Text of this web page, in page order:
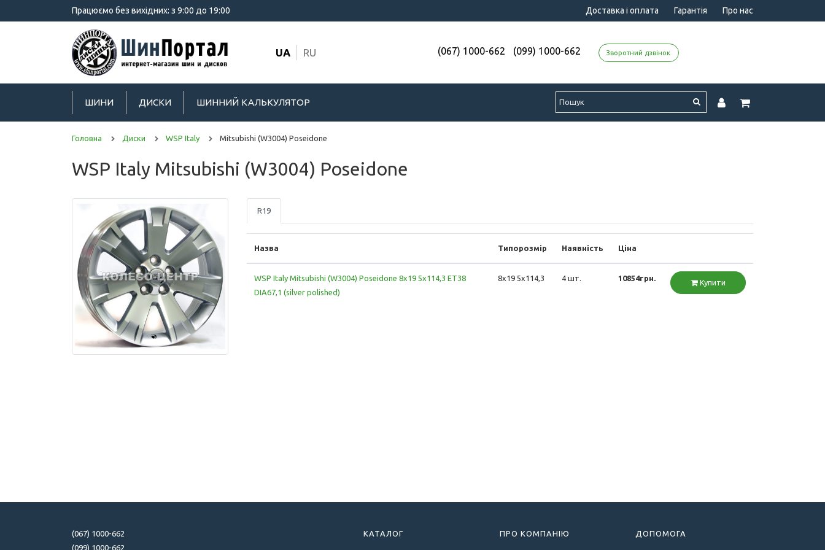
Працюємо без вихідних: з 9:00 до 19:00 Доставка і оплата Гарантія Про нас
UA RU (067) 1000-662 (099) 1000-662 Зворотний дзвінок
ШИНИ ДИСКИ ШИННИЙ КАЛЬКУЛЯТОР
Головна Диски WSP Italy Mitsubishi (W3004) Poseidone
WSP Italy Mitsubishi (W3004) Poseidone
R19
Назва Типорозмір Наявність Ціна
WSP Italy Mitsubishi (W3004) Poseidone 8x19 5x114,3 ET38
DIA67,1 (silver polished)
8x19 5x114,3 4 шт. 10854грн. Купити
(067) 1000-662
(099) 1000-662
КАТАЛОГ ПРО КОМПАНІЮ ДОПОМОГА